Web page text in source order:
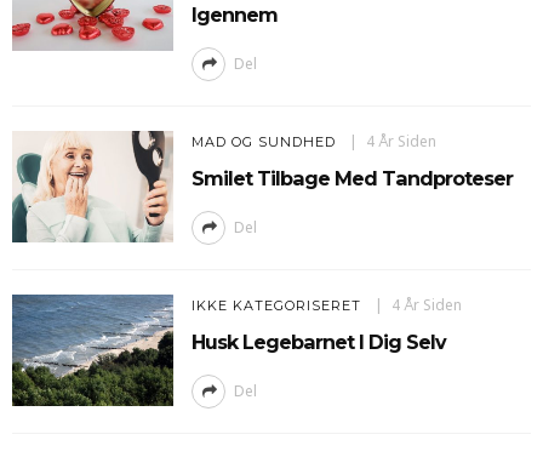
Igennem
Del
MAD OG SUNDHED 4 År Siden
Smilet Tilbage Med Tandproteser
Del
IKKE KATEGORISERET 4 År Siden
Husk Legebarnet I Dig Selv
Del